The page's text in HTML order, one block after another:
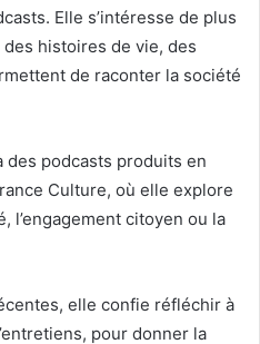
Elle s’intéresse de plus
histoires de vie, des
de raconter la société
des podcasts produits en
Culture, où elle explore
l’engagement citoyen ou la
elle confie réfléchir à
pour donner la